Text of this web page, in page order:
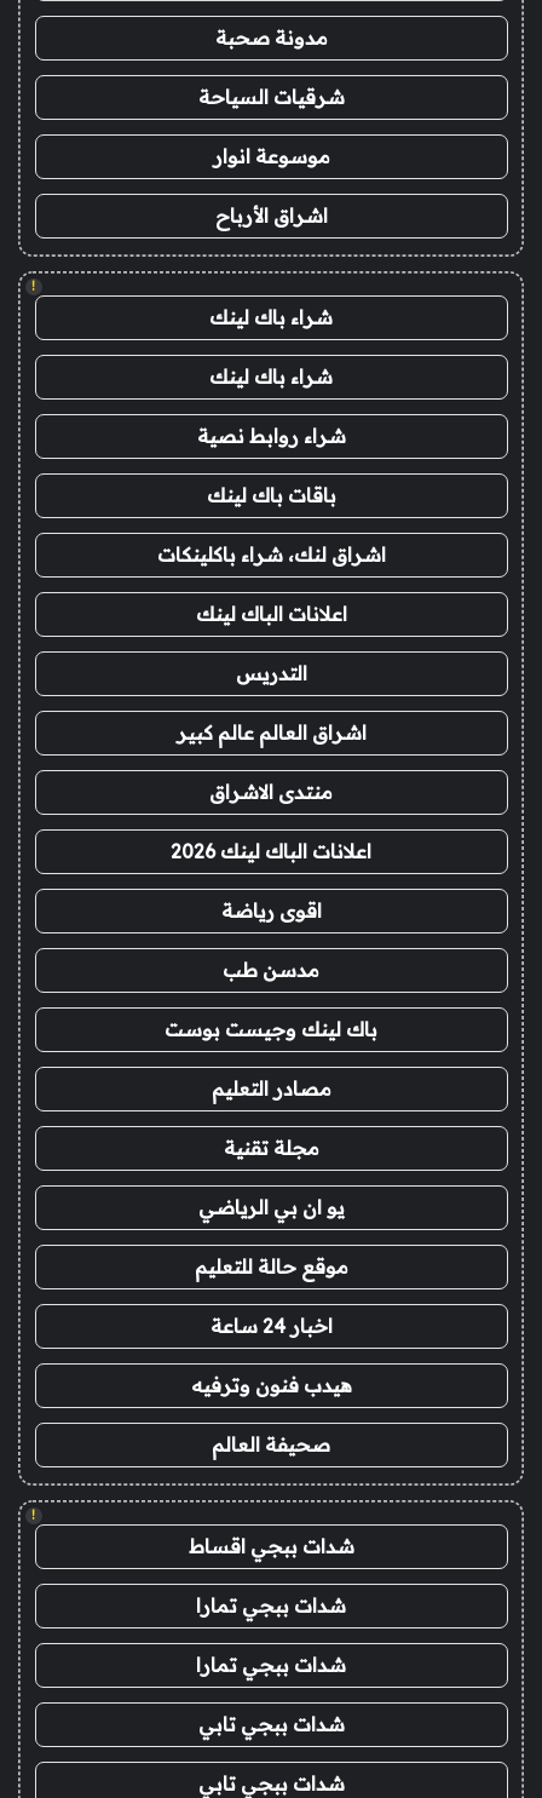
مدونة صحبة
شرقيات السياحة
موسوعة انوار
اشراق الأرباح
!
شراء باك لينك
شراء باك لينك
شراء روابط نصية
باقات باك لينك
اشراق لنك، شراء باكلينكات
اعلانات الباك لينك
التدريس
اشراق العالم عالم كبير
منتدى الاشراق
اعلانات الباك لينك 2026
اقوى رياضة
مدسن طب
باك لينك وجيست بوست
مصادر التعليم
مجلة تقنية
يو ان بي الرياضي
موقع حالة للتعليم
اخبار 24 ساعة
هيدب فنون وترفيه
صحيفة العالم
!
شدات ببجي اقساط
شدات ببجي تمارا
شدات ببجي تمارا
شدات ببجي تابي
شدات ببجي تابي